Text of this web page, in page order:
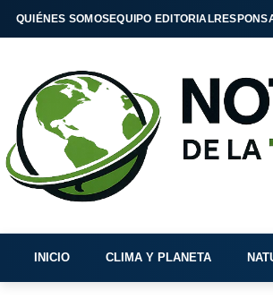
QUIÉNES SOMOSEQUIPO EDITORIAL
INICIO CLIMA Y PLANETA